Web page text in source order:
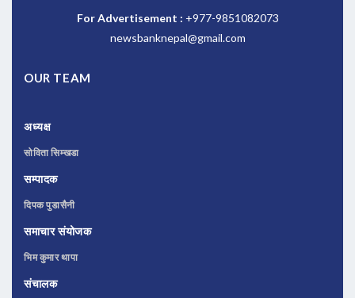
For Advertisement : +977-9851082073
newsbanknepal@gmail.com
OUR TEAM
अध्यक्ष
सोविता सिम्खडा
सम्पादक
दिपक पुडासैनी
समाचार संयोजक
भिम कुमार थापा
संचालक